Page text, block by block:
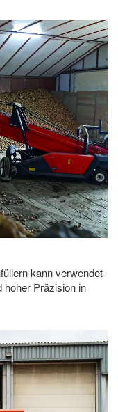
kann verwendet
hoher Präzision in